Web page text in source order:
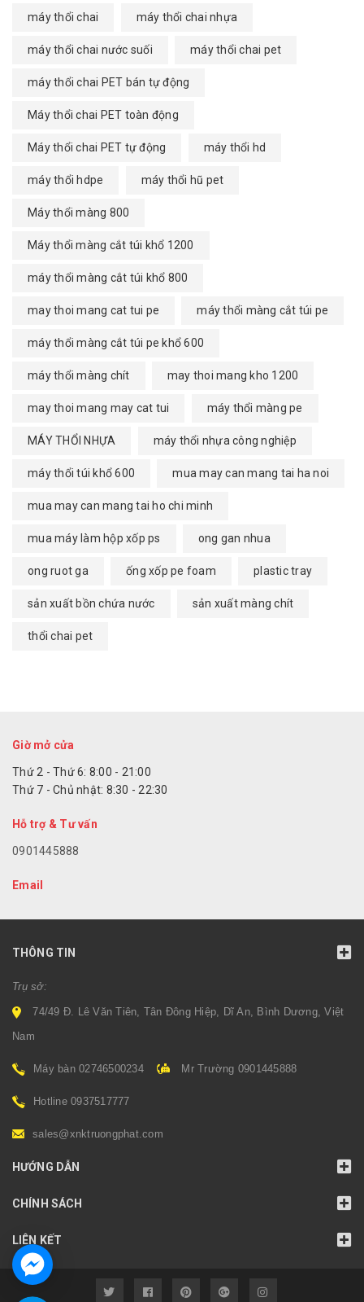
máy thổi chai máy thổi chai nhựa
máy thổi chai nước suối máy thổi chai pet
máy thổi chai PET bán tự động
Máy thổi chai PET toàn động
Máy thổi chai PET tự động máy thổi hd
máy thổi hdpe máy thổi hũ pet
Máy thổi màng 800
Máy thổi màng cắt túi khổ 1200
máy thổi màng cắt túi khổ 800
may thoi mang cat tui pe máy thổi màng cắt túi pe
máy thổi màng cắt túi pe khổ 600
máy thổi màng chít may thoi mang kho 1200
may thoi mang may cat tui máy thổi màng pe
MÁY THỔI NHỰA máy thổi nhựa công nghiệp
máy thổi túi khổ 600 mua may can mang tai ha noi
mua may can mang tai ho chi minh
mua máy làm hộp xốp ps ong gan nhua
ong ruot ga ống xốp pe foam plastic tray
sản xuất bồn chứa nước sản xuất màng chít
thổi chai pet
Giờ mở cửa
Thứ 2 - Thứ 6: 8:00 - 21:00
Thứ 7 - Chủ nhật: 8:30 - 22:30
Hỗ trợ & Tư vấn
0901445888
Email
THÔNG TIN
Trụ sở:
74/49 Đ. Lê Văn Tiên, Tân Đông Hiệp, Dĩ An, Bình Dương, Việt
Nam
Máy bàn 02746500234 Mr Trường 0901445888
Hotline 0937517777
sales@xnktruongphat.com
HƯỚNG DẪN
CHÍNH SÁCH
LIÊN KẾT